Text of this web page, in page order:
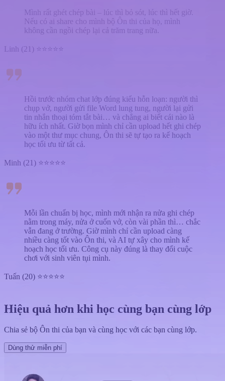
Mình rất ghét chép bài – lúc thì bỏ sót, lúc thì hết giờ.
Nếu có ai share cho mình bộ Ôn thi của họ, mình
không cần ngồi chép lại cả trăm trang nữa.
Linh (21) ⭐⭐⭐⭐⭐
Hồi trước nhóm chat lớp đúng kiểu hỗn loạn: người thì
chụp vở, người gửi file Word lung tung, người lại gửi
tin nhắn thoại tóm tắt bài… và chẳng ai biết cái nào là
hữu ích nhất. Giờ bọn mình chỉ cần upload hết ghi chép
vào một thư mục chung, Ôn thi sẽ tự tạo ra kế hoạch
học tối ưu từ tất cả.
Minh (21) ⭐⭐⭐⭐⭐
Mỗi lần chuẩn bị học, mình mới nhận ra nửa ghi chép
nằm trong máy, nửa ở cuốn vở, còn vài phần thì… chắc
vẫn đang ở trường. Giờ mình chỉ cần upload càng
nhiều càng tốt vào Ôn thi, và AI tự xây cho mình kế
hoạch học tối ưu. Công cụ này đúng là thay đổi cuộc
chơi với sinh viên tụi mình.
Tuấn (20) ⭐⭐⭐⭐⭐
Hiệu quả hơn khi học cùng bạn cùng lớp
Chia sẻ bộ Ôn thi của bạn và cùng học với các bạn cùng lớp.
Dùng thử miễn phí